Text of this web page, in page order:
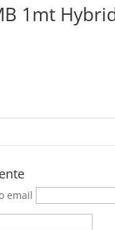
1mt
email